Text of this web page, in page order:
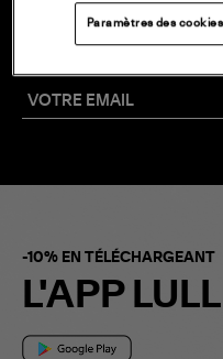
-10% EN TÉLÉCHARGEANT
L'APP LULLI
Paramètres des cookies